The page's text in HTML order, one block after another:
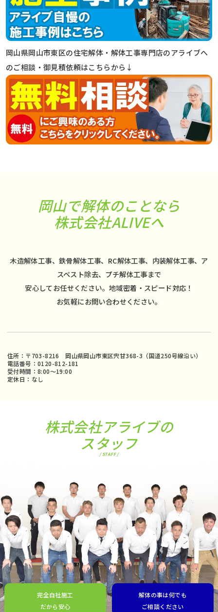
岡山県岡山市東区の住宅解体・解体工事専門店のアライブへ
のご相談・御見積依頼はこちらから↓
岡山で解体のことなら
株式会社ALIVEへ
木造解体工事、鉄骨解体工事、RC解体工事、内装解体工事、ア
スベスト除去、プチ解体工事まで
安心してお任せください。地域密着・スピード対応！
お気軽にお問い合わせください。
住所：〒703-8216 岡山県岡山市東区宍甘368-3（国道250号線沿い）
電話番号：0120-812-181
受付時間：8:00〜19:00
定休日：なし
株式会社アライブの
スタッフ
/ STAFF /
完全自社施工
だから安心
解体の事は何でも
ご相談ください